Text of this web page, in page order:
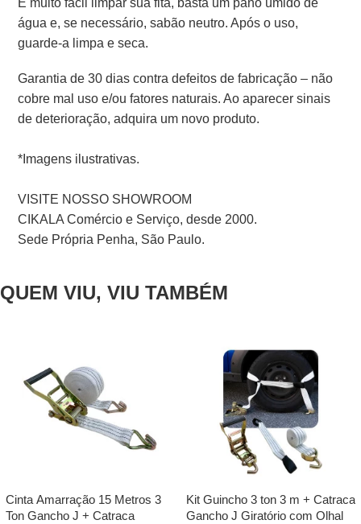
É muito fácil limpar sua fita, basta um pano úmido de
água e, se necessário, sabão neutro. Após o uso,
guarde-a limpa e seca.
Garantia de 30 dias contra defeitos de fabricação – não
cobre mal uso e/ou fatores naturais. Ao aparecer sinais
de deterioração, adquira um novo produto.
*Imagens ilustrativas.
VISITE NOSSO SHOWROOM
CIKALA Comércio e Serviço, desde 2000.
Sede Própria Penha, São Paulo.
QUEM VIU, VIU TAMBÉM
Cinta Amarração 15 Metros 3
Ton Gancho J + Catraca
Kit Guincho 3 ton 3 m + Catraca
Gancho J Giratório com Olhal